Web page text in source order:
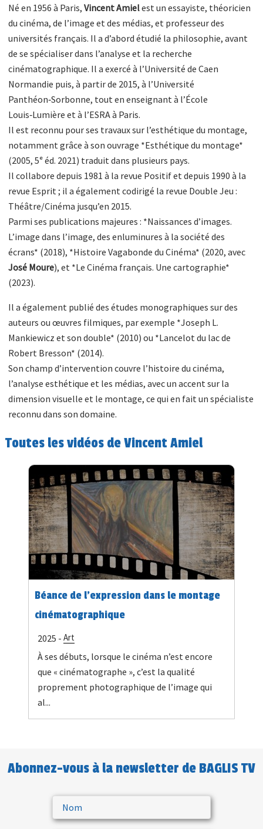
Né en 1956 à Paris,Vincent Amielest un essayiste, théoricien
du cinéma, de l’image et des médias, et professeur des
universités français. Il a d’abord étudié la philosophie, avant
de se spécialiser dans l’analyse et la recherche
cinématographique. Il a exercé à l’Université de Caen
Normandie puis, à partir de 2015, à l’Université
Panthéon‑Sorbonne, tout en enseignant à l’École
Louis‑Lumière et à l’ESRA à Paris.
Il est reconnu pour ses travaux sur l’esthétique du montage,
notamment grâce à son ouvrage *Esthétique du montage*
(2005, 5ᵉ éd. 2021) traduit dans plusieurs pays.
Il collabore depuis 1981 à la revue Positif et depuis 1990 à la
revue Esprit ; il a également codirigé la revue Double Jeu :
Théâtre/Cinéma jusqu’en 2015.
Parmi ses publications majeures : *Naissances d’images.
L’image dans l’image, des enluminures à la société des
écrans* (2018), *Histoire Vagabonde du Cinéma* (2020, avec
José Moure), et *Le Cinéma français. Une cartographie*
(2023).
Il a également publié des études monographiques sur des
auteurs ou œuvres filmiques, par exemple *Joseph L.
Mankiewicz et son double* (2010) ou *Lancelot du lac de
Robert Bresson* (2014).
Son champ d’intervention couvre l’histoire du cinéma,
l’analyse esthétique et les médias, avec un accent sur la
dimension visuelle et le montage, ce qui en fait un spécialiste
reconnu dans son domaine.
Toutes les vidéos de Vincent Amiel
Béance de l'expression dans le montage
cinématographique
2025 - Art
À ses débuts, lorsque le cinéma n’est encore
que « cinématographe », c’est la qualité
proprement photographique de l’image qui
al...
Abonnez-vous à la newsletter de BAGLIS TV